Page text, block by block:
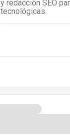
y redacción SEO
tecnológicas.